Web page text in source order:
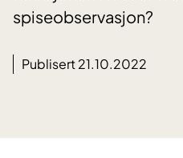
spiseobservasjon?
Publisert 21.10.2022